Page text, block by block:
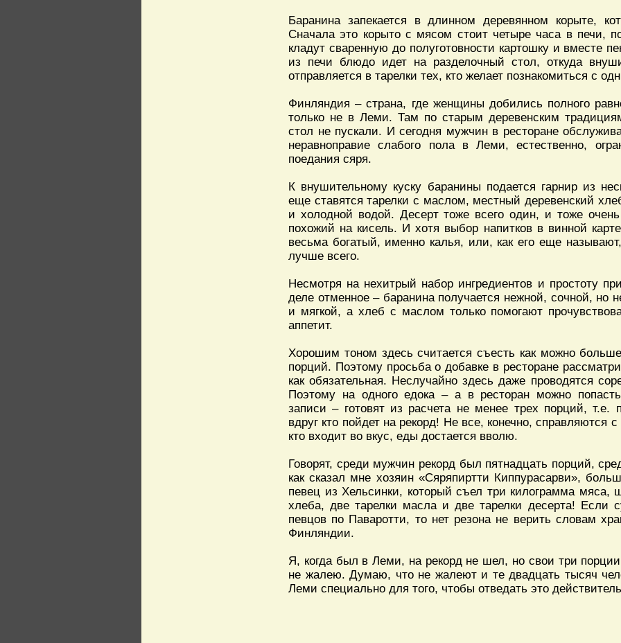
Баранина запекается в длинном деревянном корыте,
Сначала это корыто с мясом стоит четыре часа в печи,
кладут сваренную до полуготовности картошку и вместе
из печи блюдо идет на разделочный стол, откуда
отправляется в тарелки тех, кто желает познакомиться с
Финляндия – страна, где женщины добились полного
только не в Леми. Там по старым деревенским
стол не пускали. И сегодня мужчин в ресторане
неравноправие слабого пола в Леми, естественно,
поедания сяря.
К внушительному куску баранины подается гарнир из
еще ставятся тарелки с маслом, местный деревенский
и холодной водой. Десерт тоже всего один, и тоже
похожий на кисель. И хотя выбор напитков в винной
весьма богатый, именно калья, или, как его еще
лучше всего.
Несмотря на нехитрый набор ингредиентов и простоту
деле отменное – баранина получается нежной, сочной, но
и мягкой, а хлеб с маслом только помогают
аппетит.
Хорошим тоном здесь считается съесть как можно
порций. Поэтому просьба о добавке в ресторане
как обязательная. Неслучайно здесь даже проводятся
Поэтому на одного едока – а в ресторан можно
записи – готовят из расчета не менее трех порций, т.е.
вдруг кто пойдет на рекорд! Не все, конечно, справляются
кто входит во вкус, еды достается вволю.
Говорят, среди мужчин рекорд был пятнадцать порций,
как сказал мне хозяин «Сяряпиртти Киппурасарви»,
певец из Хельсинки, который съел три килограмма мяса,
хлеба, две тарелки масла и две тарелки десерта! Если
певцов по Паваротти, то нет резона не верить словам
Финляндии.
Я, когда был в Леми, на рекорд не шел, но свои три
не жалею. Думаю, что не жалеют и те двадцать тысяч
Леми специально для того, чтобы отведать это